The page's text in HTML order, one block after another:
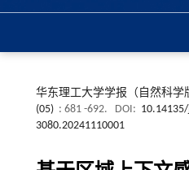
华东理工大学学报（自然科学
(05) : 681 -692. DOI:
3080.20241110001